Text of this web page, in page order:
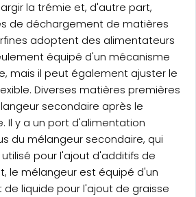
la trémie et, d'autre part,
de déchargement de matières
adoptent des alimentateurs
équipé d'un mécanisme
mais il peut également ajuster le
Diverses matières premières
secondaire après le
Il y a un port d'alimentation
du mélangeur secondaire, qui
pour l'ajout d'additifs de
le mélangeur est équipé d'un
liquide pour l'ajout de graisse